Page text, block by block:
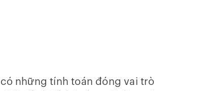
những tính toán đóng vai trò